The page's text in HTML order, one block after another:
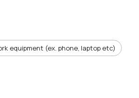
equipment (ex. phone, laptop etc)